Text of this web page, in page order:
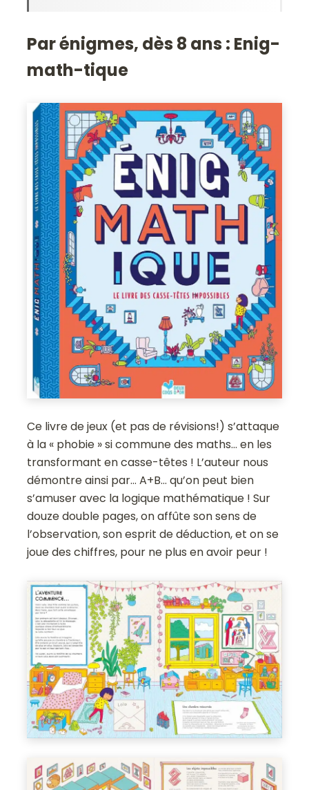
Par énigmes, dès 8 ans : Enig-
math-tique
Ce livre de jeux (et pas de révisions!) s’attaque
à la « phobie » si commune des maths… en les
transformant en casse-têtes ! L’auteur nous
démontre ainsi par… A+B… qu’on peut bien
s’amuser avec la logique mathématique ! Sur
douze double pages, on affûte son sens de
l’observation, son esprit de déduction, et on se
joue des chiffres, pour ne plus en avoir peur !